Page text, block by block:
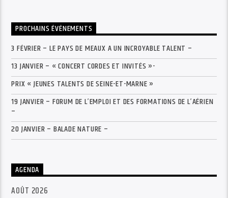
PROCHAINS ÉVÉNEMENTS
3 FÉVRIER – LE PAYS DE MEAUX A UN INCROYABLE TALENT –
13 JANVIER – « CONCERT CORDES ET INVITÉS »-
PRIX « JEUNES TALENTS DE SEINE-ET-MARNE »
19 JANVIER – FORUM DE L’EMPLOI ET DES FORMATIONS DE L’AÉRIEN
–
20 JANVIER – BALADE NATURE –
AGENDA
AOÛT 2026